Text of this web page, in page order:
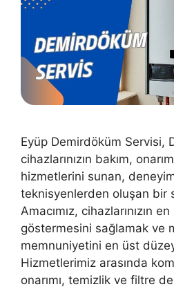
Eyüp Demirdöküm Servisi,
cihazlarınızın bakım,
hizmetlerini sunan,
teknisyenlerden oluşan bir
Amacımız, cihazlarınızın
göstermesini sağlamak ve
memnuniyetini en üst
Hizmetlerimiz arasında
onarımı, temizlik ve filtre